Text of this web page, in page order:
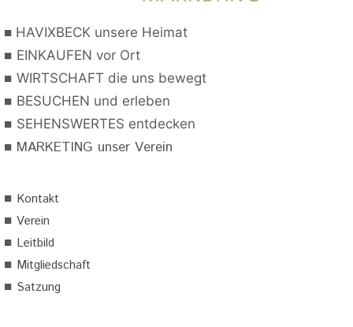
■ HAVIXBECK unsere Heimat
■ EINKAUFEN vor Ort
■ WIRTSCHAFT die uns bewegt
■ BESUCHEN und erleben
■ SEHENSWERTES entdecken
■ MARKETING unser Verein
■ Kontakt
■ Verein
■ Leitbild
■ Mitgliedschaft
■ Satzung